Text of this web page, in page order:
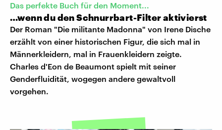
Das perfekte Buch für den Moment...
…wenn du den Schnurrbart-Filter aktivierst
Der Roman "Die militante Madonna" von Irene Dische
erzählt von einer historischen Figur, die sich mal in
Männerkleidern, mal in Frauenkleidern zeigte.
Charles d'Eon de Beaumont spielt mit seiner
Genderfluidität, wogegen andere gewaltvoll
vorgehen.